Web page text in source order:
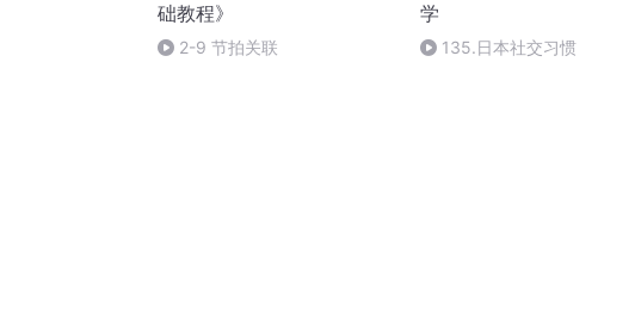
础教程》
2-9 节拍关联
学
135.日本社交习惯